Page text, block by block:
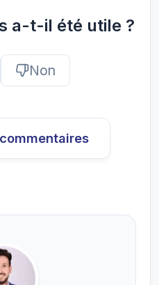
a-t-il été utile ?
Non